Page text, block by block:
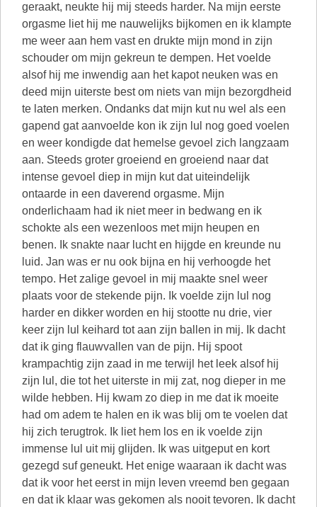
geraakt, neukte hij mij steeds harder. Na mijn eerste
orgasme liet hij me nauwelijks bijkomen en ik klampte
me weer aan hem vast en drukte mijn mond in zijn
schouder om mijn gekreun te dempen. Het voelde
alsof hij me inwendig aan het kapot neuken was en
deed mijn uiterste best om niets van mijn bezorgdheid
te laten merken. Ondanks dat mijn kut nu wel als een
gapend gat aanvoelde kon ik zijn lul nog goed voelen
en weer kondigde dat hemelse gevoel zich langzaam
aan. Steeds groter groeiend en groeiend naar dat
intense gevoel diep in mijn kut dat uiteindelijk
ontaarde in een daverend orgasme. Mijn
onderlichaam had ik niet meer in bedwang en ik
schokte als een wezenloos met mijn heupen en
benen. Ik snakte naar lucht en hijgde en kreunde nu
luid. Jan was er nu ook bijna en hij verhoogde het
tempo. Het zalige gevoel in mij maakte snel weer
plaats voor de stekende pijn. Ik voelde zijn lul nog
harder en dikker worden en hij stootte nu drie, vier
keer zijn lul keihard tot aan zijn ballen in mij. Ik dacht
dat ik ging flauwvallen van de pijn. Hij spoot
krampachtig zijn zaad in me terwijl het leek alsof hij
zijn lul, die tot het uiterste in mij zat, nog dieper in me
wilde hebben. Hij kwam zo diep in me dat ik moeite
had om adem te halen en ik was blij om te voelen dat
hij zich terugtrok. Ik liet hem los en ik voelde zijn
immense lul uit mij glijden. Ik was uitgeput en kort
gezegd suf geneukt. Het enige waaraan ik dacht was
dat ik voor het eerst in mijn leven vreemd ben gegaan
en dat ik klaar was gekomen als nooit tevoren. Ik dacht